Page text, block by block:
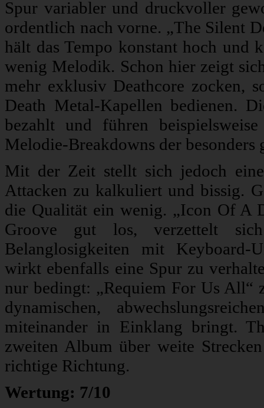
Spur variabler und druckvoller
ordentlich nach vorne. „The Silent
hält das Tempo konstant hoch und
wenig Melodik. Schon hier zeigt
mehr exklusiv Deathcore zocken,
Death Metal-Kapellen bedienen.
bezahlt und führen
Melodie-Breakdowns der besonders
Mit der Zeit stellt sich jedoch
Attacken zu kalkuliert und bissig.
die Qualität ein wenig. „Icon Of A
Groove gut los, verzettelt
Belanglosigkeiten mit Keyboard-
wirkt ebenfalls eine Spur zu
nur bedingt: „Requiem For Us All“
dynamischen,
miteinander in Einklang bringt.
zweiten Album über weite
richtige Richtung.
Wertung: 7/10